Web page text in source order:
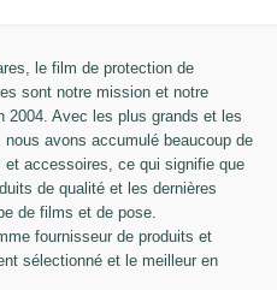
le film de protection de
sont notre mission et notre
2004. Avec les plus grands et les
avons accumulé beaucoup de
accessoires, ce qui signifie que
de qualité et les dernières
de films et de pose.
fournisseur de produits et
sélectionné et le meilleur en